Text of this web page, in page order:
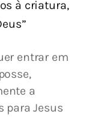
à criatura,
entrar em
a
para Jesus